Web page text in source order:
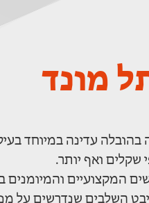
מונד
עדינה במיוחד
שקלים ואף יותר.
המקצועיים והמיומנים
השלבים שנדרשים על